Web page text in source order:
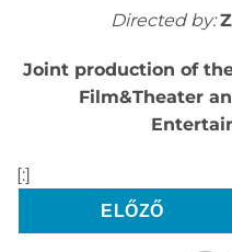
Directed by:
Joint production of
Film&Theater
[:]
ELŐZŐ